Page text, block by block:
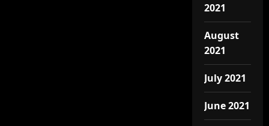
2021
August
2021
July 2021
June 2021